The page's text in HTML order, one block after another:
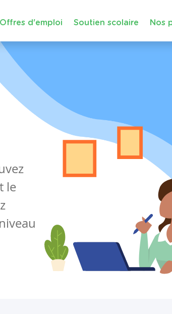
Offres d'emploi Soutien scolaire Nos
le